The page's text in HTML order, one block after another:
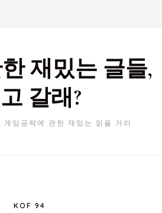
재밌는 글들,
갈래?
게임공략에 관한 재밌는 읽을 거리
KOF 94